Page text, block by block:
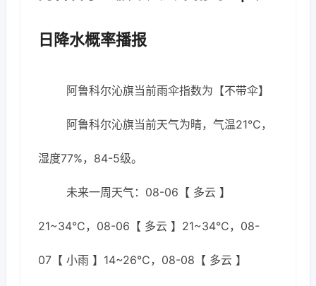
日降水概率播报
阿鲁科尔沁旗当前雨伞指数为【不带伞】
阿鲁科尔沁旗当前天气为晴，气温21℃，
湿度77%，84-5级。
未来一周天气：08-06【 多云 】
21~34℃，08-06【 多云 】21~34℃，08-
07【 小雨 】14~26℃，08-08【 多云 】